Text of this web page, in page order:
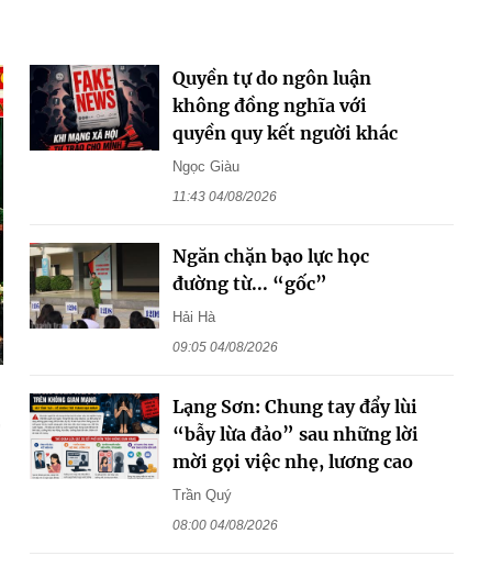
Quyền tự do ngôn luận
không đồng nghĩa với
quyền quy kết người khác
Ngọc Giàu
11:43 04/08/2026
Ngăn chặn bạo lực học
đường từ... “gốc”
Hải Hà
09:05 04/08/2026
Lạng Sơn: Chung tay đẩy lùi
“bẫy lừa đảo” sau những lời
mời gọi việc nhẹ, lương cao
Trần Quý
08:00 04/08/2026